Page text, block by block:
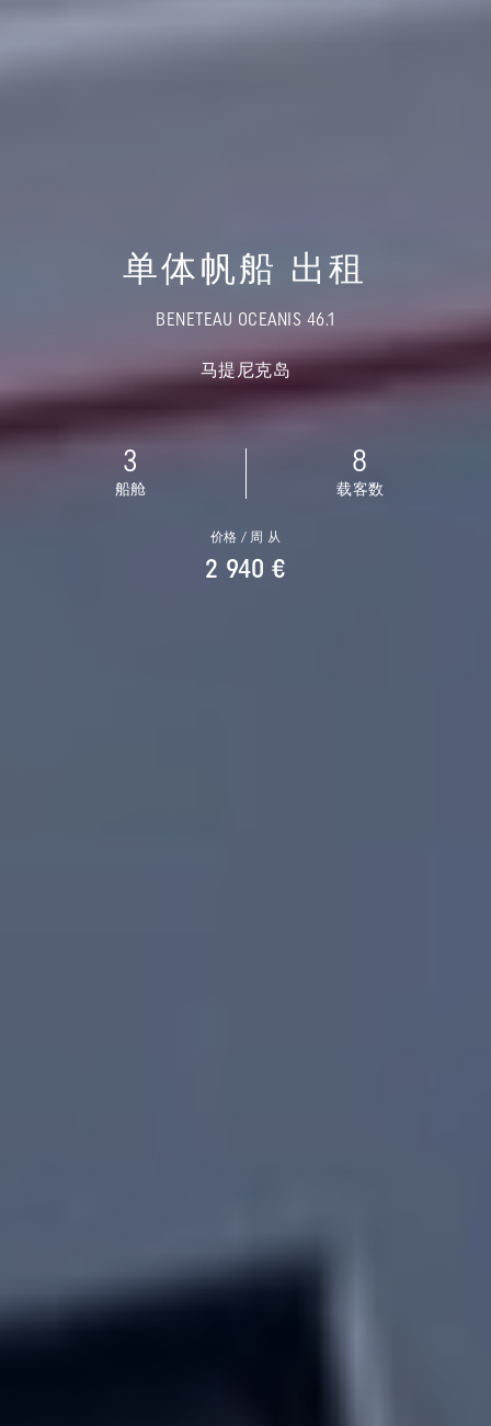
单体帆船 出租
BENETEAU OCEANIS 46.1
马提尼克岛
3
船舱
8
载客数
价格 / 周 从
2 940 €